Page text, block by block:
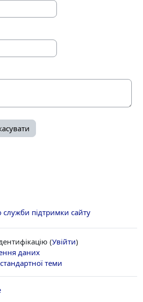
служби підтримки сайту
(Увійти)
даних
теми